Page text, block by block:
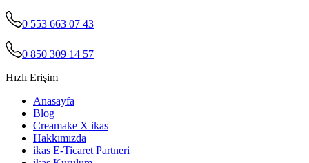
0 553 663 07 43
0 850 309 14 57
Hızlı Erişim
Anasayfa
Blog
Creamake X ikas
Hakkımızda
ikas E-Ticaret Partneri